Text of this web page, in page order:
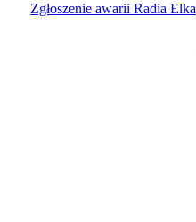
Zgłoszenie awarii Radia Elka